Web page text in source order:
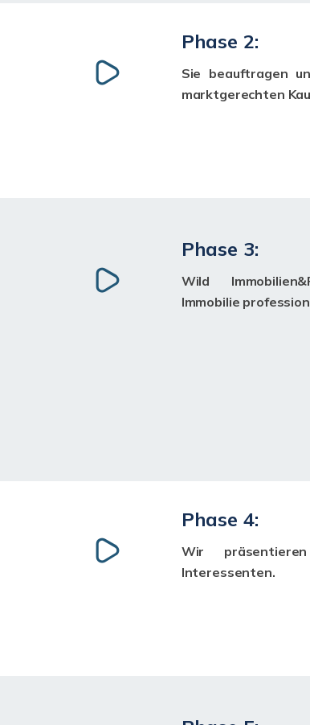
Phase 2:
Sie beauftragen
marktgerechten
Phase 3:
Wild
Immobilie
Phase 4:
Wir
Interessenten.